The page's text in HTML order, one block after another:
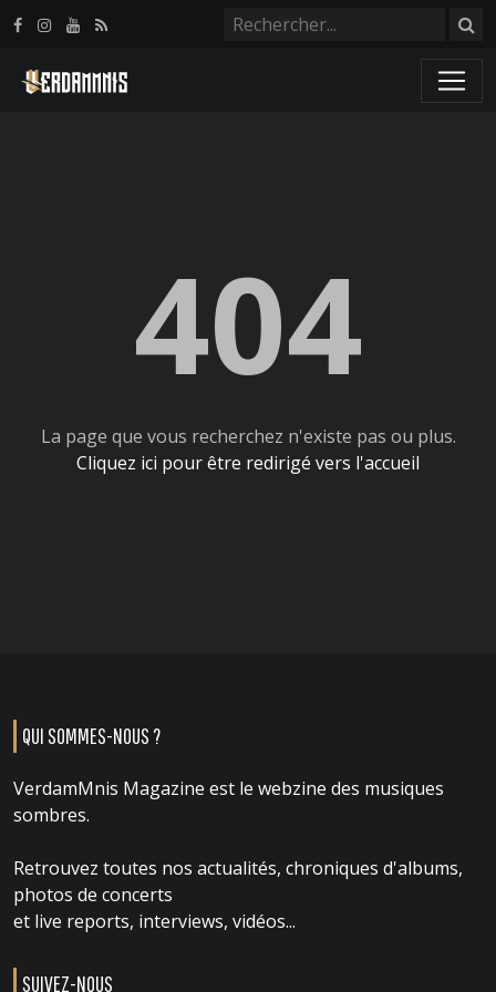
404
La page que vous recherchez n'existe pas ou plus.
Cliquez ici pour être redirigé vers l'accueil
QUI SOMMES-NOUS ?
VerdamMnis Magazine est le webzine des musiques
sombres.
Retrouvez toutes nos actualités, chroniques d'albums,
photos de concerts
et live reports, interviews, vidéos...
SUIVEZ-NOUS
Panneau de gestion des cookies